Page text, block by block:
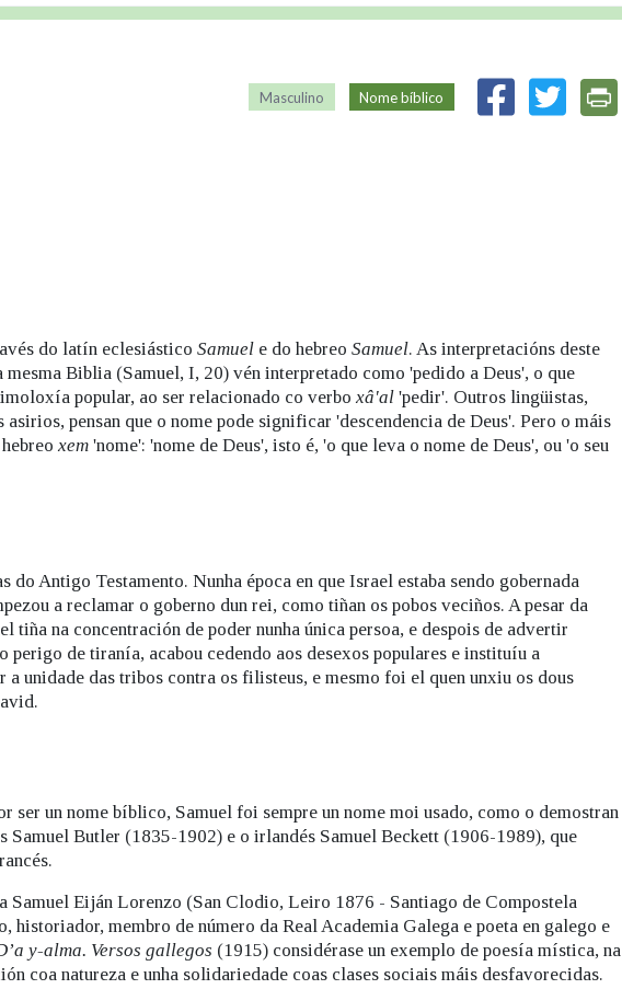
Masculino Nome bíblico
do latín eclesiástico Samuel e do hebreo Samuel. As interpretacións deste
mesma Biblia (Samuel, I, 20) vén interpretado como 'pedido a Deus', o que
popular, ao ser relacionado co verbo xâ'al 'pedir'. Outros lingüistas,
asirios, pensan que o nome pode significar 'descendencia de Deus'. Pero o máis
xem 'nome': 'nome de Deus', isto é, 'o que leva o nome de Deus', ou 'o seu
do Antigo Testamento. Nunha época en que Israel estaba sendo gobernada
a reclamar o goberno dun rei, como tiñan os pobos veciños. A pesar da
tiña na concentración de poder nunha única persoa, e despois de advertir
perigo de tiranía, acabou cedendo aos desexos populares e instituíu a
a unidade das tribos contra os filisteus, e mesmo foi el quen unxiu os dous
ser un nome bíblico, Samuel foi sempre un nome moi usado, como o demostran
Samuel Butler (1835-1902) e o irlandés Samuel Beckett (1906-1989), que
Samuel Eiján Lorenzo (San Clodio, Leiro 1876 - Santiago de Compostela
historiador, membro de número da Real Academia Galega e poeta en galego e
y-alma. Versos gallegos (1915) considérase un exemplo de poesía mística, na
coa natureza e unha solidariedade coas clases sociais máis desfavorecidas.